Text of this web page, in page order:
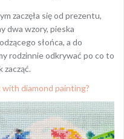
zaczęła się od prezentu,
dwa wzory, pieska
słońca, a do
rodzinnie odkrywać po co to
diamond painting?